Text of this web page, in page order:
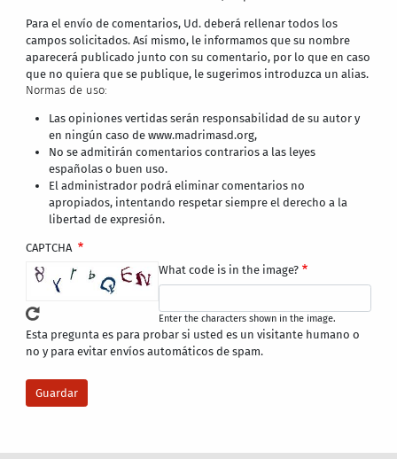
Para el envío de comentarios, Ud. deberá rellenar todos los
campos solicitados. Así mismo, le informamos que su nombre
aparecerá publicado junto con su comentario, por lo que en caso
que no quiera que se publique, le sugerimos introduzca un alias.
Normas de uso:
Las opiniones vertidas serán responsabilidad de su autor y
en ningún caso de www.madrimasd.org,
No se admitirán comentarios contrarios a las leyes
españolas o buen uso.
El administrador podrá eliminar comentarios no
apropiados, intentando respetar siempre el derecho a la
libertad de expresión.
CAPTCHA
What code is in the image?
Enter the characters shown in the image.
Esta pregunta es para probar si usted es un visitante humano o
no y para evitar envíos automáticos de spam.